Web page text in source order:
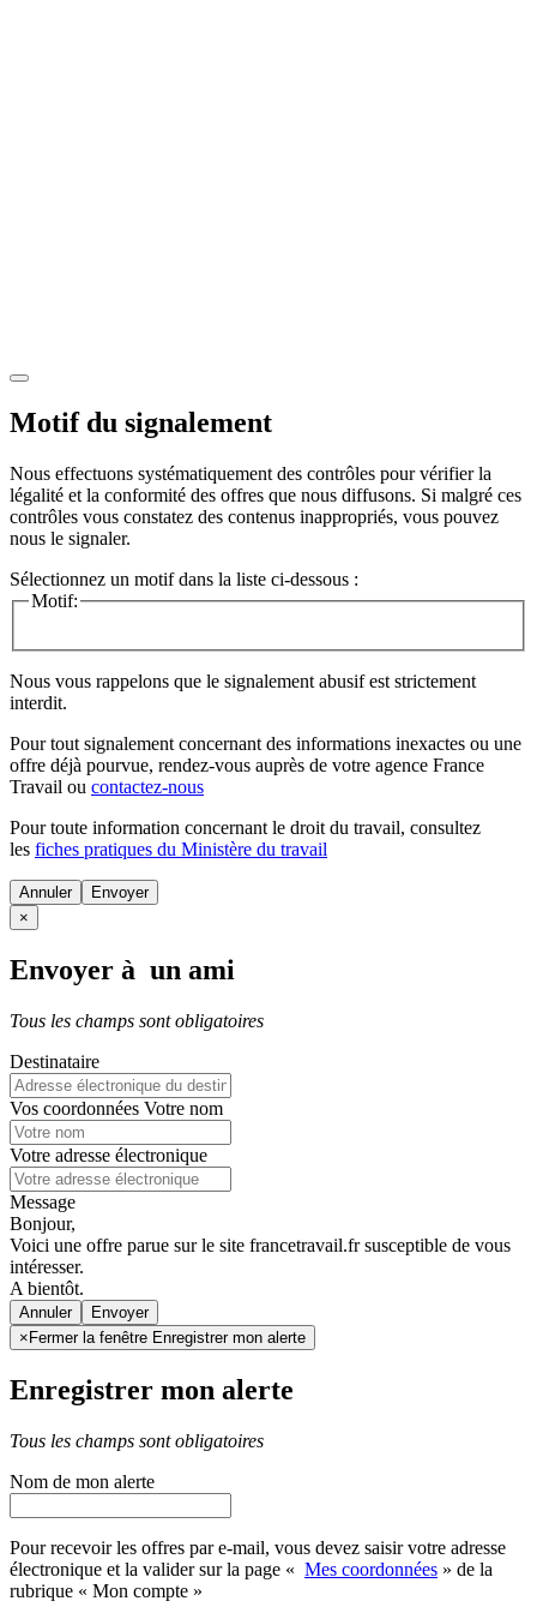
Motif du signalement
Nous effectuons systématiquement des contrôles pour vérifier la
légalité et la conformité des offres que nous diffusons. Si malgré ces
contrôles vous constatez des contenus inappropriés, vous pouvez
nous le signaler.
Sélectionnez un motif dans la liste ci-dessous :
Motif:
Nous vous rappelons que le signalement abusif est strictement
interdit.
Pour tout signalement concernant des informations inexactes ou une
offre déjà pourvue, rendez-vous auprès de votre agence France
Travail ou contactez-nous
Pour toute information concernant le droit du travail, consultez
les fiches pratiques du Ministère du travail
Annuler
×
Envoyer à un ami
Tous les champs sont obligatoires
Destinataire
Vos coordonnées Votre nom
Votre adresse électronique
Message
Bonjour,
Voici une offre parue sur le site francetravail.fr susceptible de vous
intéresser.
A bientôt.
Annuler
× Fermer la fenêtre Enregistrer mon alerte
Enregistrer mon alerte
Tous les champs sont obligatoires
Nom de mon alerte
Pour recevoir les offres par e-mail, vous devez saisir votre adresse
électronique et la valider sur la page « Mes coordonnées » de la
rubrique « Mon compte »